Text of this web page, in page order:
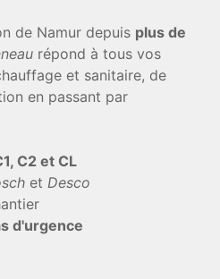
de Namur depuis plus de
répond à tous vos
et sanitaire, de
en passant par
C2 et CL
etDesco
d'urgence